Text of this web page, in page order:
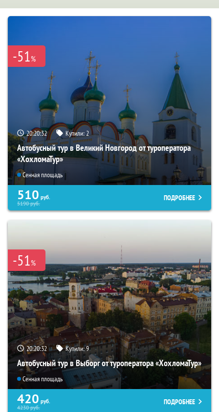
-51%
20:20:31 Купили:2
Автобусный тур в Великий Новгород от туроператора
«ХохломаТур»
Сенная площадь
510 руб.
5190руб.
ПОДРОБНЕЕ
-51%
20:20:31 Купили:9
Автобусный тур в Выборг от туроператора «ХохломаТур»
Сенная площадь
420 руб.
4230руб.
ПОДРОБНЕЕ